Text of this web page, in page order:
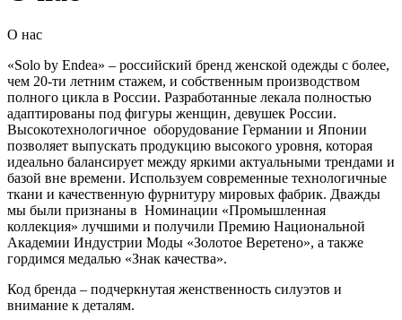
О нас
«Solo by Endea» – российский бренд женской одежды c более,
чем 20-ти летним стажем, и собственным производством
полного цикла в России. Разработанные лекала полностью
адаптированы под фигуры женщин, девушек России.
Высокотехнологичное оборудование Германии и Японии
позволяет выпускать продукцию высокого уровня, которая
идеально балансирует между яркими актуальными трендами и
базой вне времени. Используем современные технологичные
ткани и качественную фурнитуру мировых фабрик. Дважды
мы были признаны в Номинации «Промышленная
коллекция» лучшими и получили Премию Национальной
Академии Индустрии Моды «Золотое Веретено», а также
гордимся медалью «Знак качества».
Код бренда – подчеркнутая женственность силуэтов и
внимание к деталям.